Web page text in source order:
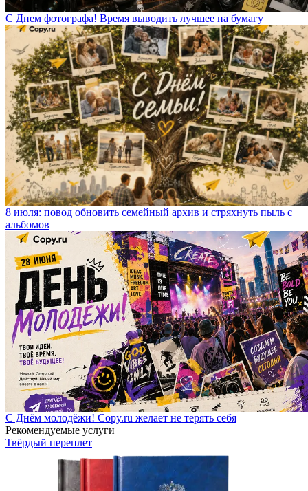
С Днем фотографа! Время выводить лучшее на бумагу
8 июля: повод обновить семейный архив и стряхнуть пыль с
альбомов
С Днём молодёжи! Copy.ru желает не терять себя
Рекомендуемые услуги
Твёрдый переплет